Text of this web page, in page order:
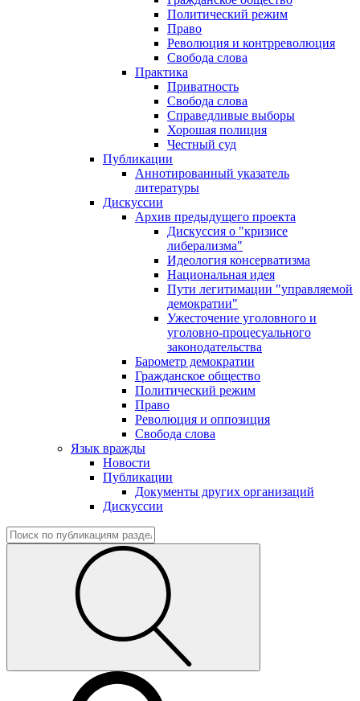
Политический режим
Право
Революция и контрреволюция
Свобода слова
Практика
Приватность
Свобода слова
Справедливые выборы
Хорошая полиция
Честный суд
Публикации
Аннотированный указатель
литературы
Дискуссии
Архив предыдущего проекта
Дискуссия о "кризисе
либерализма"
Идеология консерватизма
Национальная идея
Пути легитимации "управляемой
демократии"
Ужесточение уголовного и
уголовно-процесуального
законодательства
Барометр демократии
Гражданское общество
Политический режим
Право
Революция и оппозиция
Свобода слова
Язык вражды
Новости
Публикации
Документы других организаций
Дискуссии